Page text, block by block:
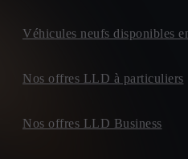
Véhicules neufs disponibles
Nos offres LLD à particuliers
Nos offres LLD Business